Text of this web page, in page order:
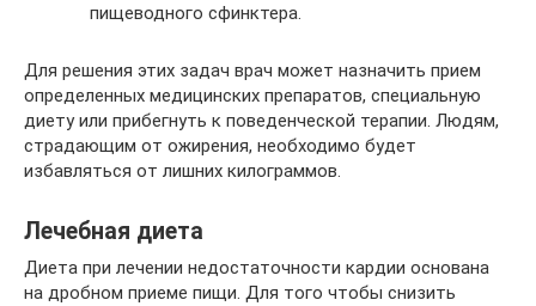
пищеводного сфинктера.
Для решения этих задач врач может назначить прием
определенных медицинских препаратов, специальную
диету или прибегнуть к поведенческой терапии. Людям,
страдающим от ожирения, необходимо будет
избавляться от лишних килограммов.
Лечебная диета
Диета при лечении недостаточности кардии основана
на дробном приеме пищи. Для того чтобы снизить